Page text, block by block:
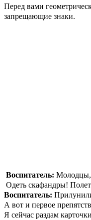
Перед вами
запрещающие знаки.
Воспитатель: Молодцы,
Одеть скафандры!
Воспитатель:
А вот и первое
Я сейчас раздам